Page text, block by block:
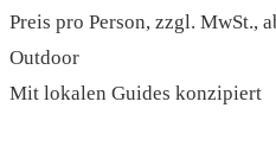
Preis pro Person, zzgl. MwSt.,
Outdoor
Mit lokalen Guides konzipiert